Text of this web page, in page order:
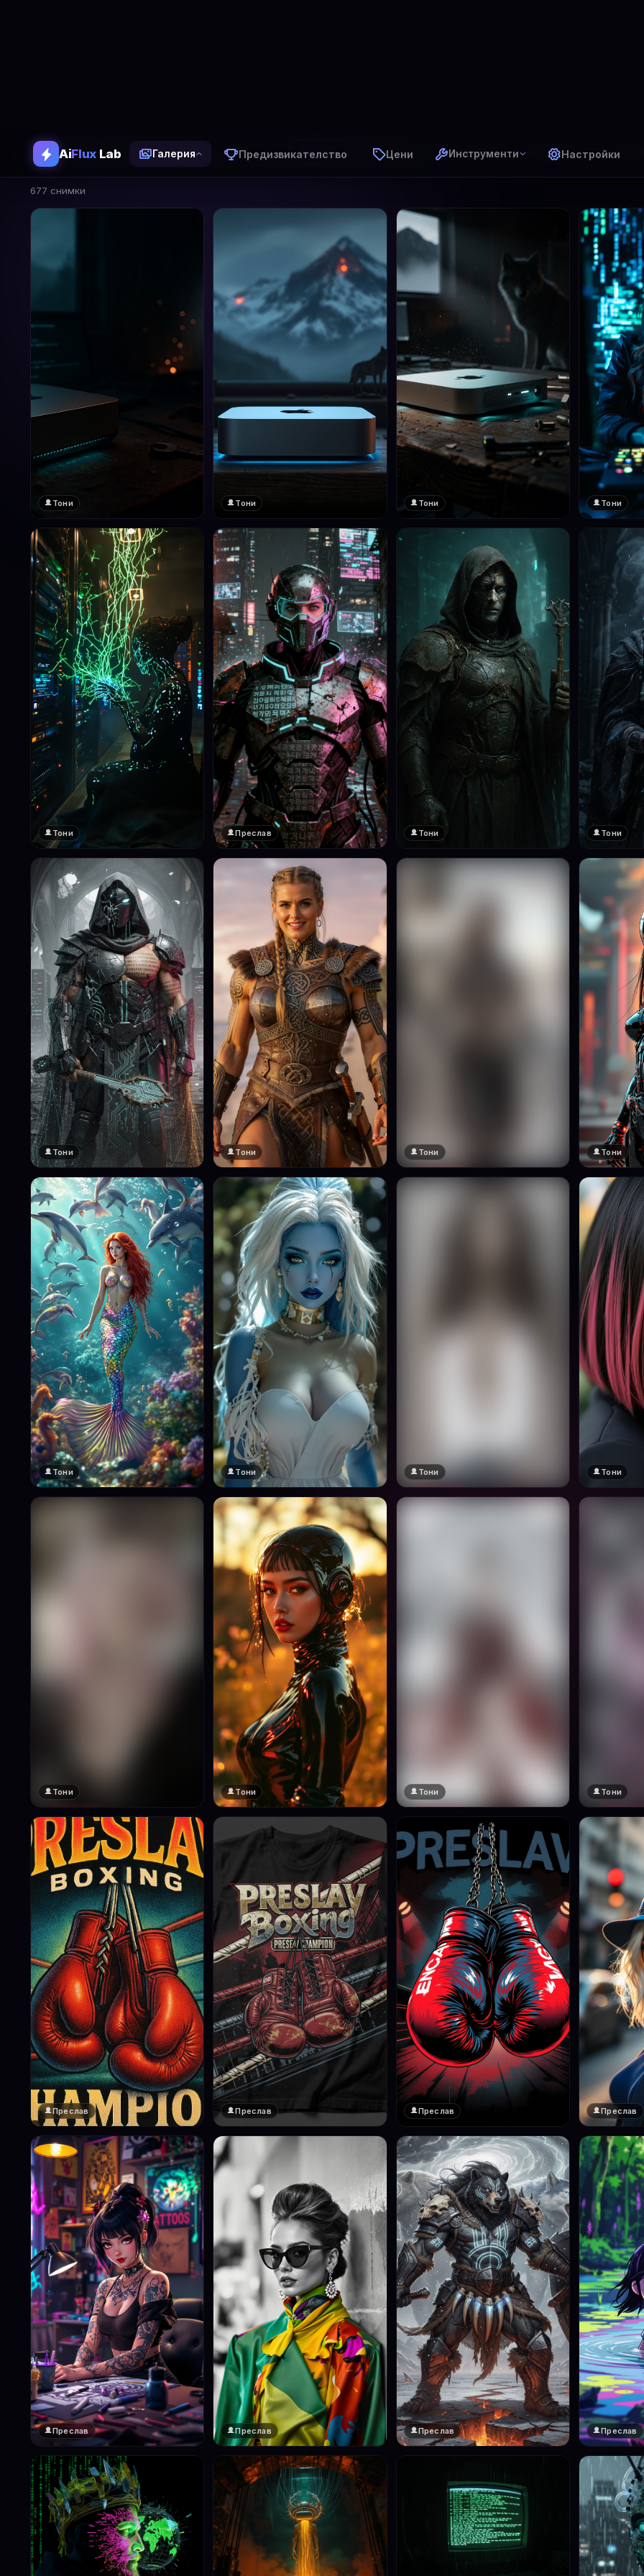
Всички ⚡ GPT Image 1.5 🎨 DALL·E 3 🌿 FLUX 2 Pro ✨
677 снимки
Тони Тони
Тони
❤️
Тони
❤️
1
Тони
❤️
1
Преслав Тони Тони
Тони Тони
🔞 18+
Тони Тони
Тони Тони
🔞 18+
Тони Тони
🔞 18+
Натисни за преглед
Тони Тони
🔞 18+
Натисни за преглед
Тони
🔞 18+
Натисни за
Тони
❤️
1
Преслав Преслав Преслав Преслав
Преслав Преслав Преслав Преслав